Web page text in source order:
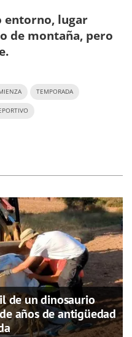
entorno, lugar
de montaña, pero
TEMPORADA
de un dinosaurio
años de antigüedad